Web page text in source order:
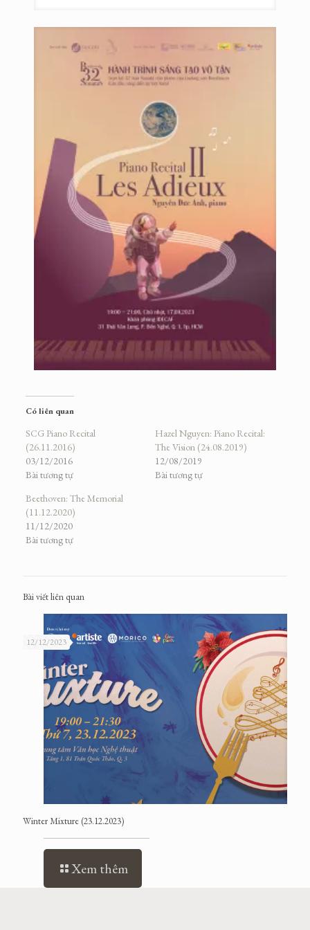
Có liên quan
SCG Piano Recital
(26.11.2016)
03/12/2016
Bài tương tự
Hazel Nguyen: Piano Recital:
The Vision (24.08.2019)
12/08/2019
Bài tương tự
Beethoven: The Memorial
(11.12.2020)
11/12/2020
Bài tương tự
Bài viết liên quan
12/12/2023
Winter Mixture (23.12.2023)
Xem thêm